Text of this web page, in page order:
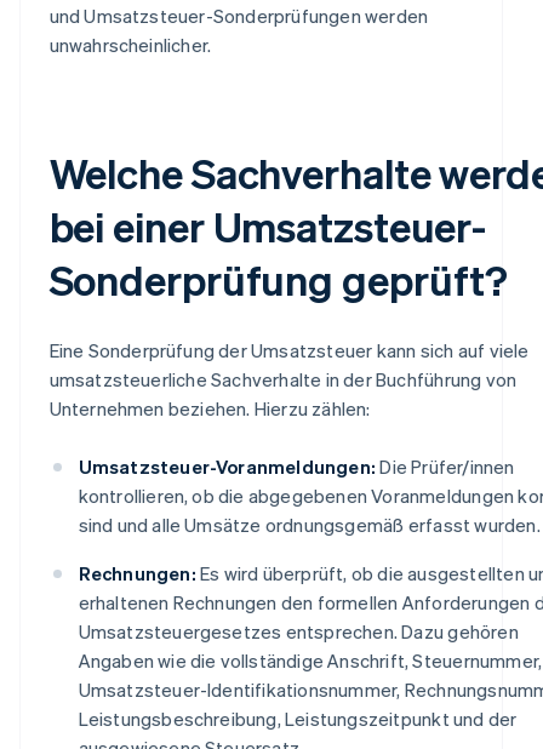
und Umsatzsteuer-Sonderprüfungen werden
unwahrscheinlicher.
Welche Sachverhalte
bei einer Umsatzsteuer-
Sonderprüfung geprüft?
Eine Sonderprüfung der Umsatzsteuer kann sich auf viele
umsatzsteuerliche Sachverhalte in der Buchführung von
Unternehmen beziehen. Hierzu zählen:
Umsatzsteuer-Voranmeldungen: Die Prüfer/innen
kontrollieren, ob die abgegebenen Voranmeldungen
sind und alle Umsätze ordnungsgemäß erfasst wurden.
Rechnungen: Es wird überprüft, ob die ausgestellten
erhaltenen Rechnungen den formellen Anforderungen
Umsatzsteuergesetzes entsprechen. Dazu gehören
Angaben wie die vollständige Anschrift, Steuernummer,
Umsatzsteuer-Identifikationsnummer,
Leistungsbeschreibung, Leistungszeitpunkt und der